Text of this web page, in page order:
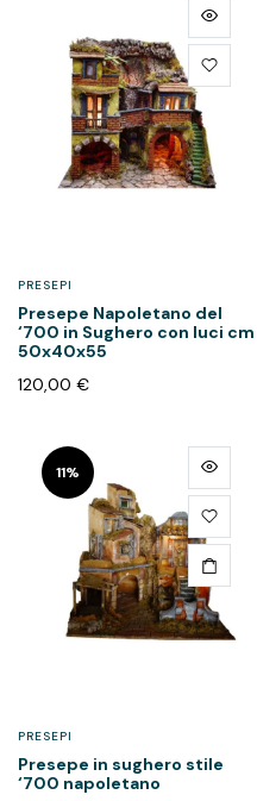
PRESEPI
Presepe Napoletano del
‘700 in Sughero con luci cm
50x40x55
120,00 €
11%
PRESEPI
Presepe in sughero stile
‘700 napoletano